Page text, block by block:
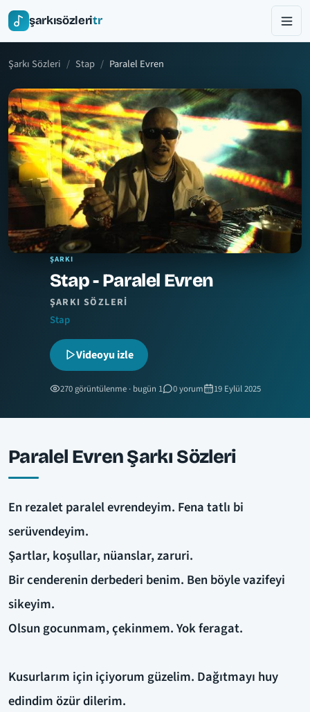
şarkısözleritr
Şarkı Sözleri Stap Paralel Evren
ŞARKI
Stap - Paralel Evren
ŞARKI SÖZLERI
Stap
Videoyu izle
270 görüntülenme · bugün 1 0 yorum 19 Eylül 2025
Paralel Evren Şarkı Sözleri
En rezalet paralel evrendeyim. Fena tatlı bi
serüvendeyim.
Şartlar, koşullar, nüanslar, zaruri.
Bir cenderenin derbederi benim. Ben böyle vazifeyi
sikeyim.
Olsun gocunmam, çekinmem. Yok feragat.
Kusurlarım için içiyorum güzelim. Dağıtmayı huy
edindim özür dilerim.